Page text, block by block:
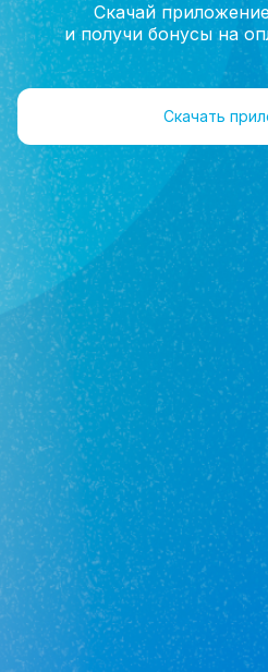
Главная
Военная ипотека
Сколько дают денег на
Какая сумма военной
Как работает военная
Сколько лет нужно
получить квартиру?
Юникор Услуги
Получай кешбэк от 5 000 рублей
Скачивай приложение на свой
Юникор Агент
Приложение для агентов Unikor
Скачай
и получи бонусы на
Скачать